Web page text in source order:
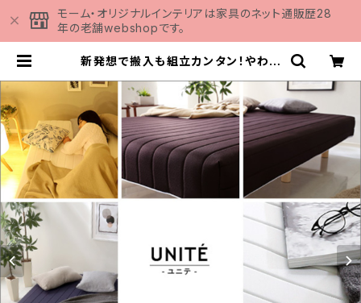
モーム・オリジナルインテリアは家具のネット通販歴28
年の老舗webshopです。
新発想で搬入も組立カンタン！やわら
（ポケットコイルスプリング)【Unite -
Doux- -ユニテ・ドゥ-】シングルサ
イズ | 家具の通販専門店 MOMU